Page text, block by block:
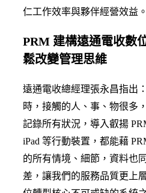
仁工作效率與夥伴經營效益。
PRM 建構遠通電收數
鬆改變管理思維
遠通電收總經理張永昌指出
時，接觸的人、事、物很多
記錄所有狀況，導入叡揚
iPad 等行動裝置，都能藉
的所有情境、細節，資料也
差，讓我們的服務品質更上